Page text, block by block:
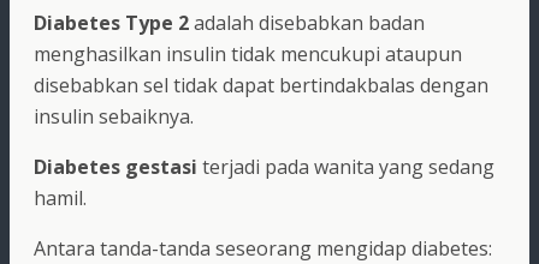
Diabetes Type 2adalah disebabkan badan
menghasilkan insulin tidak mencukupi ataupun
disebabkan sel tidak dapat bertindakbalas dengan
insulin sebaiknya.
Diabetes gestasi terjadi pada wanita yang sedang
hamil.
Antara tanda-tanda seseorang mengidap diabetes: